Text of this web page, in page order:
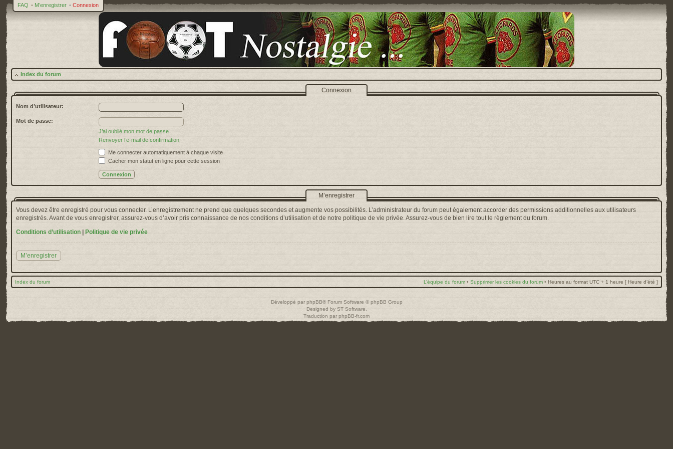
FAQ • M’enregistrer • Connexion
Index du forum
Connexion
Nom d’utilisateur:
Mot de passe:
J’ai oublié mon mot de passe
Renvoyer l’e-mail de confirmation
Me connecter automatiquement à chaque visite
Cacher mon statut en ligne pour cette session
M’enregistrer
Vous devez être enregistré pour vous connecter. L’enregistrement ne prend que quelques secondes et augmente vos possibilités. L’administrateur du forum peut également accorder des permissions additionnelles aux utilisateurs
enregistrés. Avant de vous enregistrer, assurez-vous d’avoir pris connaissance de nos conditions d’utilisation et de notre politique de vie privée. Assurez-vous de bien lire tout le règlement du forum.
Conditions d’utilisation
Politique de vie privée
M’enregistrer
Index du forum L’équipe du forum • Supprimer les cookies du forum • Heures au format UTC + 1 heure [ Heure d’été ]
Développé par phpBB® Forum Software © phpBB Group
Designed by ST Software
Traduction par phpBB-fr.com